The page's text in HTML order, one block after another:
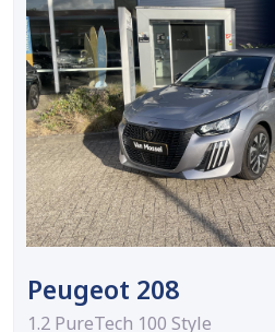
Peugeot 208
1.2 PureTech 100 Style